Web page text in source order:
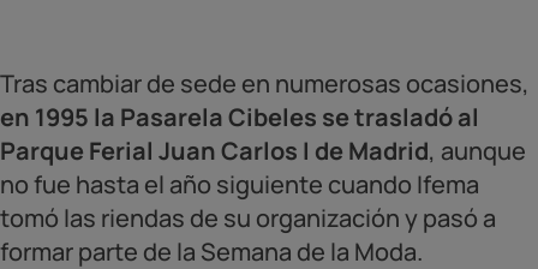
Tras cambiar de sede en numerosas ocasiones,
en 1995 la Pasarela Cibeles se trasladó al
Parque Ferial Juan Carlos I de Madrid, aunque
no fue hasta el año siguiente cuando Ifema
tomó las riendas de su organización y pasó a
formar parte de la Semana de la Moda.